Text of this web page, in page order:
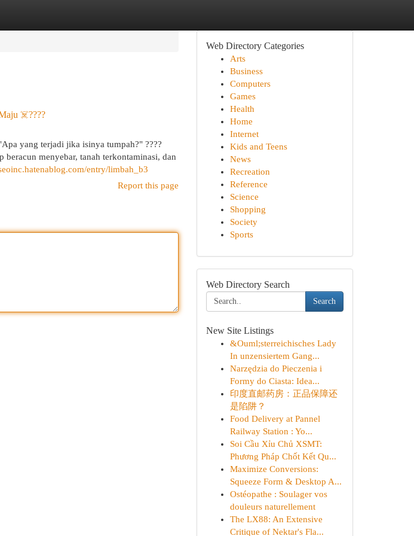
☠️????
yang terjadi jika isinya tumpah?" ????
menyebar, tanah terkontaminasi, dan
entry/limbah_b3
Report this page
Web Directory Categories
Arts
Business
Computers
Games
Health
Home
Internet
Kids and Teens
News
Recreation
Reference
Science
Shopping
Society
Sports
Web Directory Search
Search
New Site Listings
&Ouml;sterreichisches Lady
In unzensiertem Gang...
Narzędzia do Pieczenia i
Formy do Ciasta: Idea...
印度直邮药房：正品保障还
是陷阱？
Food Delivery at Pannel
Railway Station : Yo...
Soi Cầu Xỉu Chủ XSMT:
Phương Pháp Chốt Kết Qu...
Maximize Conversions:
Squeeze Form & Desktop A...
Ostéopathe : Soulager vos
douleurs naturellement
The LX88: An Extensive
Critique of Nektar's Fla...